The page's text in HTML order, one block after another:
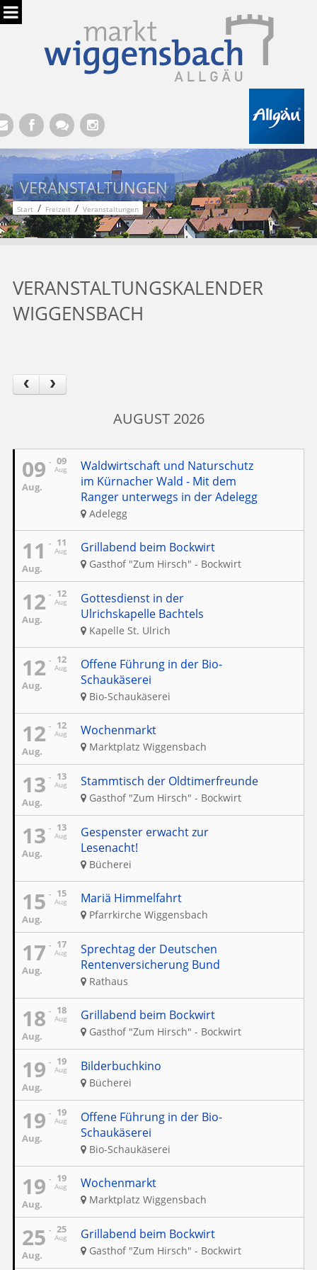
VERANSTALTUNGEN
Start / Freizeit / Veranstaltungen
VERANSTALTUNGSKALENDER
WIGGENSBACH
AUGUST 2026
09
Aug
09
Aug.
Waldwirtschaft und Naturschutz
im Kürnacher Wald - Mit dem
Ranger unterwegs in der Adelegg
Adelegg
11
Aug
11
Aug.
Grillabend beim Bockwirt
Gasthof "Zum Hirsch" - Bockwirt
12
Aug
12
Aug.
Gottesdienst in der
Ulrichskapelle Bachtels
Kapelle St. Ulrich
12
Aug
12
Aug.
Offene Führung in der Bio-
Schaukäserei
Bio-Schaukäserei
12
Aug
12
Aug.
Wochenmarkt
Marktplatz Wiggensbach
13
Aug
13
Aug.
Stammtisch der Oldtimerfreunde
Gasthof "Zum Hirsch" - Bockwirt
13
Aug
13
Aug.
Gespenster erwacht zur
Lesenacht!
Bücherei
15
Aug
15
Aug.
Mariä Himmelfahrt
Pfarrkirche Wiggensbach
17
Aug
17
Aug.
Sprechtag der Deutschen
Rentenversicherung Bund
Rathaus
18
Aug
18
Aug.
Grillabend beim Bockwirt
Gasthof "Zum Hirsch" - Bockwirt
19
Aug
19
Aug.
Bilderbuchkino
Bücherei
19
Aug
19
Aug.
Offene Führung in der Bio-
Schaukäserei
Bio-Schaukäserei
19
Aug
19
Aug.
Wochenmarkt
Marktplatz Wiggensbach
25
Aug
25
Aug.
Grillabend beim Bockwirt
Gasthof "Zum Hirsch" - Bockwirt